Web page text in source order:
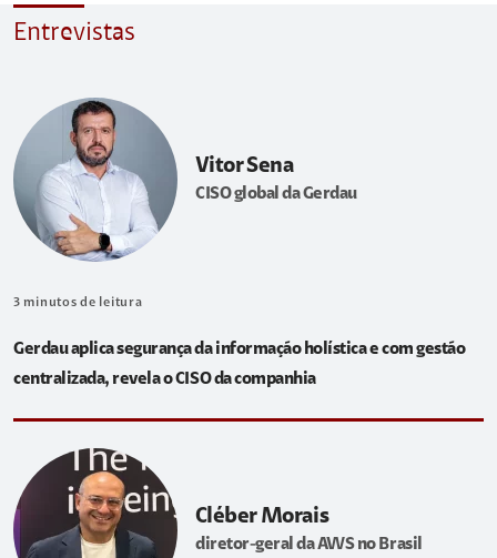
Entrevistas
Vitor Sena
CISO global da Gerdau
3 minutos de leitura
Gerdau aplica segurança da informação holística e com gestão
centralizada, revela o CISO da companhia
Cléber Morais
diretor-geral da AWS no Brasil